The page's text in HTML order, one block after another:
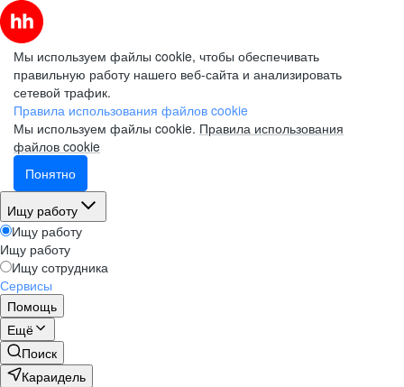
Мы используем файлы cookie, чтобы обеспечивать
правильную работу нашего веб-сайта и анализировать
сетевой трафик.
Правила использования файлов cookie
Мы используем файлы cookie. Правила использования
файлов cookie
Понятно
Ищу работу
Ищу работу
Ищу работу
Ищу сотрудника
Сервисы
Помощь
Ещё
Поиск
Караидель